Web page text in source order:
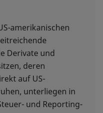
amerikanischen
Derivate und
deren
auf US-
unterliegen in
und Reporting-